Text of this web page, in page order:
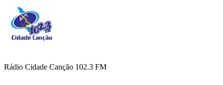
Rádio Cidade Canção 102.3 FM